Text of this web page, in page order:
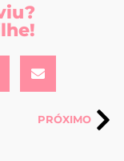
PRÓXIMO